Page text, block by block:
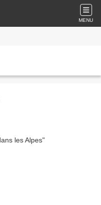
MENU